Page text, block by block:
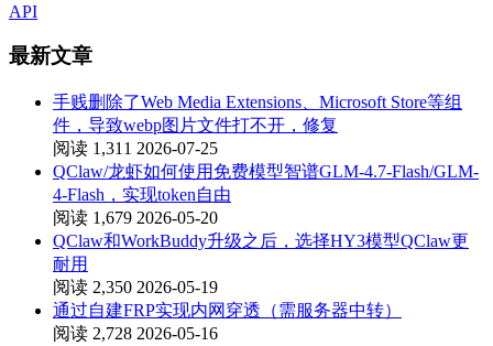
API
最新文章
手贱删除了Web Media Extensions、Microsoft Store等组
件，导致webp图片文件打不开，修复
阅读 1,311 2026-07-25
QClaw/龙虾如何使用免费模型智谱GLM-4.7-Flash/GLM-
4-Flash，实现token自由
阅读 1,679 2026-05-20
QClaw和WorkBuddy升级之后，选择HY3模型QClaw更
耐用
阅读 2,350 2026-05-19
通过自建FRP实现内网穿透（需服务器中转）
阅读 2,728 2026-05-16